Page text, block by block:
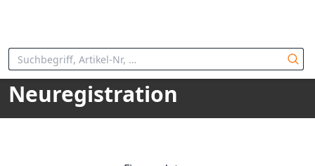
Neuregistration